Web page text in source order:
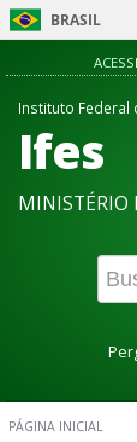
BRASIL
Instituto Federal
Ifes
MINISTÉRIO
PÁGINA INICIAL